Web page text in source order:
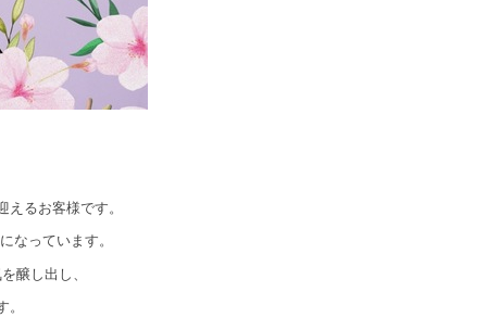
るお客様です。
なっています。
醸し出し、